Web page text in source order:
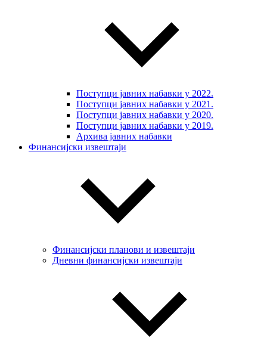
Поступци јавних набавки у 2022.
Поступци јавних набавки у 2021.
Поступци јавних набавки у 2020.
Поступци јавних набавки у 2019.
Архива јавних набавки
Финансијски извештаји
Финансијски планови и извештаји
Дневни финансијски извештаји